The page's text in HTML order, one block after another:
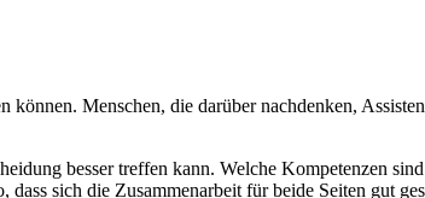
Menschen, die darüber nachdenken,
besser treffen kann. Welche Kompetenzen
sich die Zusammenarbeit für beide Seiten gut